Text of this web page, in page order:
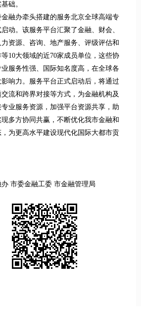
础。
融办牵头搭建的服务北京全球高端专
动。该服务平台汇聚了金融、财会、
资源、咨询、地产服务、评级评估和
10大领域的近70家成员单位，这些协
服务性强、国际知名度高，在全球各
响力。服务平台正式启动后，将通过
流和跨界对接等方式，为金融机构及
业服务资源，加强平台资源共享，助
多方协同共赢，不断优化我市金融和
为更高水平建设现代化国际大都市贡
市委金融工委 市金融管理局